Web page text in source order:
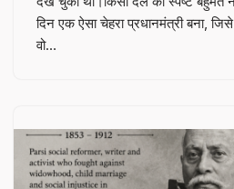
दिन एक ऐसा चेहरा प्रधानमंत्री बना,
वो…